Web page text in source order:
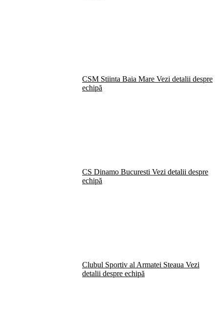
CSM Stiinta Baia Mare Vezi detalii despre
echipă
CS Dinamo Bucuresti Vezi detalii despre
echipă
Clubul Sportiv al Armatei Steaua Vezi
detalii despre echipă